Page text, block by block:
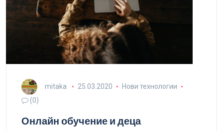
mitaka 25.03.2020
Нови технологии
(0)
Онлайн обучение и деца